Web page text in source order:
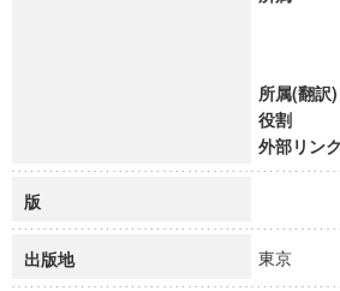
所属(翻訳)
役割
外部リンク
版
出版地 東京